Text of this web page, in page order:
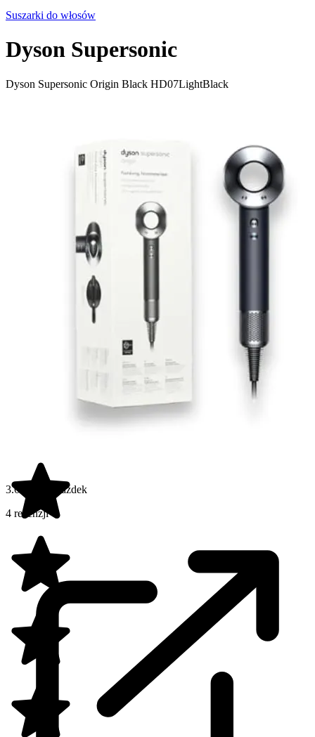
Suszarki do włosów
Dyson Supersonic
Dyson Supersonic Origin Black HD07LightBlack
3.6 na 5 gwiazdek
4 recenzji